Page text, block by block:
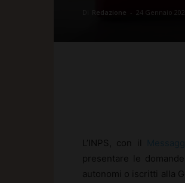
Redazione 24 Gennaio
L’INPS, con il
presentare le
autonomi o iscritti alla